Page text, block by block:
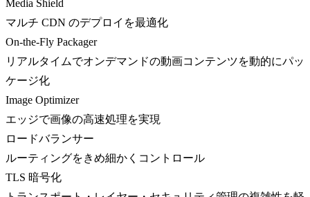
Media Shield
マルチ CDN のデプロイを最適化
On-the-Fly Packager
リアルタイムでオンデマンドの動画コンテンツを動的にパッ
ケージ化
Image Optimizer
エッジで画像の高速処理を実現
ロードバランサー
ルーティングをきめ細かくコントロール
TLS 暗号化